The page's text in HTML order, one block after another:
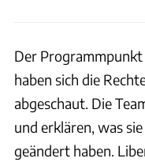
Der Programmpunkt
haben sich die
abgeschaut. Die
und erklären, was
geändert haben.